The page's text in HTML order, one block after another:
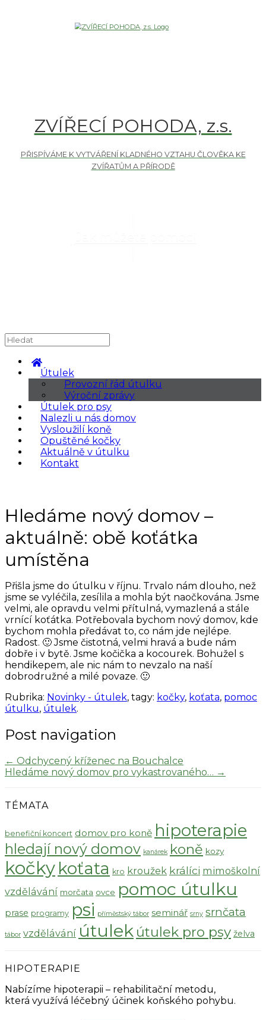
ZVÍŘECÍ POHODA, z.s.
Útulek
Provozní řád útulku
Výroční zprávy
Útulek pro psy
Nalezli u nás domov
Vysloužilí koně
Opuštěné kočky
Aktuálně v útulku
Kontakt
Hledáme nový domov –
aktuálně: obě koťátka
umístěna
Přišla jsme do útulku v říjnu. Trvalo nám dlouho, než
jsme se vyléčila, zesílila a mohla být naočkována. Jsme
velmi, ale opravdu velmi přítulná, vymazlená a stále
vrnící koťátka. Potřebovala bychom nový domov, kde
bychom mohla předávat to, co nám jde nejlépe.
Radost. 🙂 Jsme čistotná, velmi hravá a bude nám
dobře i v bytě. Jsme kočička a kocourek. Bohužel s
hendikepem, ale nic nám to nevzalo na naší
dobrodružné a milé povaze. 🙂
Rubrika: Novinky - útulek, tagy: kočky, koťata, pomoc
útulku, útulek.
Post navigation
← Odchycený kříženec na Bouchalce
Hledáme nový domov pro vykastrovaného… →
TÉMATA
benefiční koncert domov pro koně hipoterapie
hledají nový domov kanárek koně kozy
kočky koťata kro kroužek králíci mimoškolní
vzdělávání morčata ovce pomoc útulku
prase programy psi příměstský tábor seminář srny srnčata
tábor vzdělávání útulek útulek pro psy želva
HIPOTERAPIE
Nabízíme hipoterapii – rehabilitační metodu,
která využívá léčebný účinek koňského pohybu.